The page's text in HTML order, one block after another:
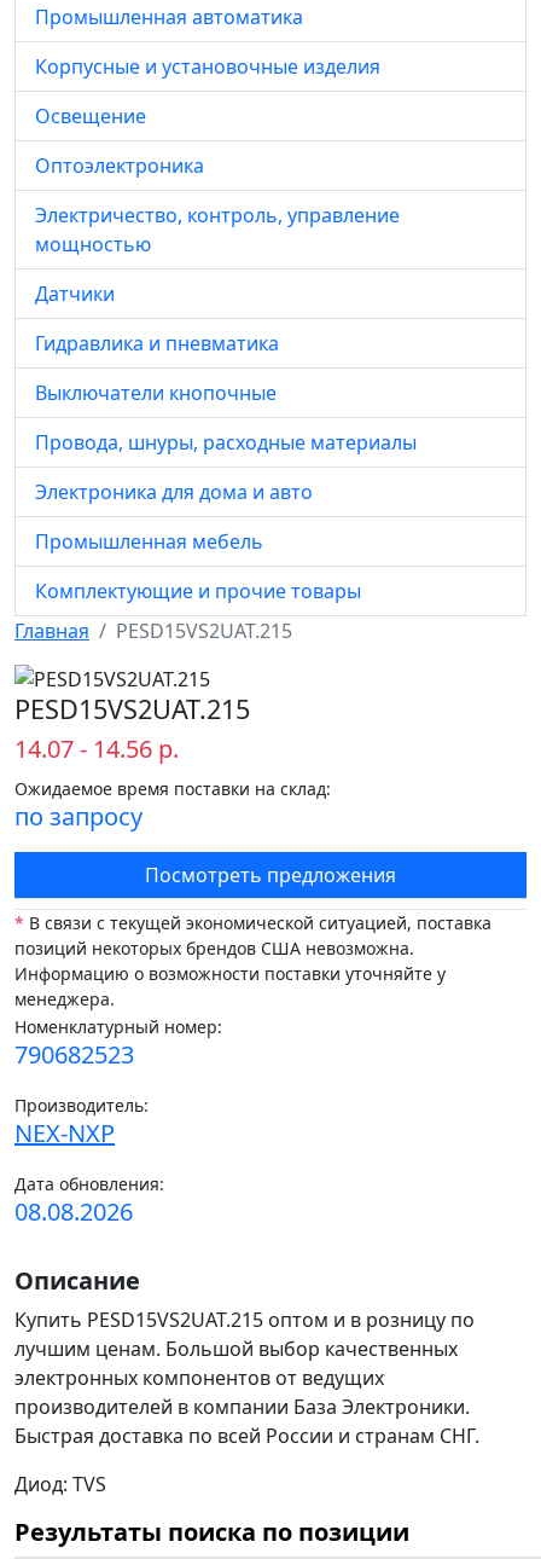
Промышленная автоматика
Корпусные и установочные изделия
Освещение
Оптоэлектроника
Электричество, контроль, управление
мощностью
Датчики
Гидравлика и пневматика
Выключатели кнопочные
Провода, шнуры, расходные материалы
Электроника для дома и авто
Промышленная мебель
Комплектующие и прочие товары
Главная
PESD15VS2UAT.215
PESD15VS2UAT.215
14.07 - 14.56 р.
Ожидаемое время поставки на склад:
по запросу
Посмотреть предложения
* В связи с текущей экономической ситуацией, поставка
позиций некоторых брендов США невозможна.
Информацию о возможности поставки уточняйте у
менеджера.
Номенклатурный номер:
790682523
Производитель:
NEX-NXP
Дата обновления:
08.08.2026
Описание
Купить PESD15VS2UAT.215 оптом и в розницу по
лучшим ценам. Большой выбор качественных
электронных компонентов от ведущих
производителей в компании База Электроники.
Быстрая доставка по всей России и странам СНГ.
Диод: TVS
Результаты поиска по позиции